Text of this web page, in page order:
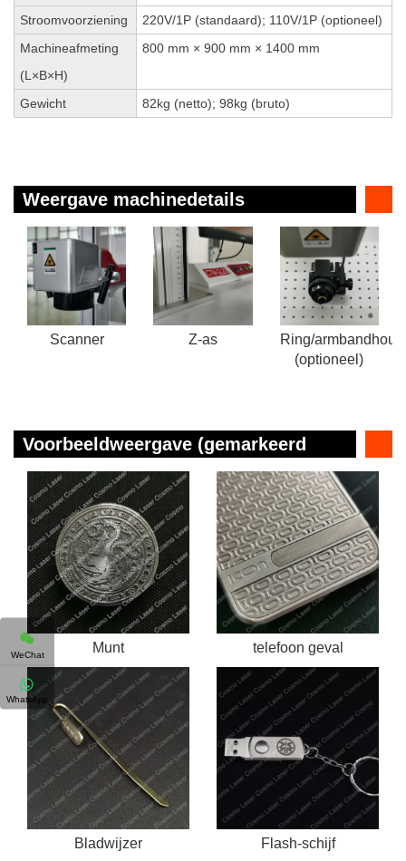
Stroomvoorziening
220V/1P (standaard); 110V/1P (optioneel)
Machineafmeting
(L×B×H)
800 mm × 900 mm × 1400 mm
Gewicht 82kg (netto); 98kg (bruto)
Weergave machinedetails
Scanner Z-as
Ring/
(optioneel)
Voorbeeldweergave (gemarkeerd
door CTM-GL20)
Munt telefoon geval
Bladwijzer Flash-schijf
WeChat
WhatsApp